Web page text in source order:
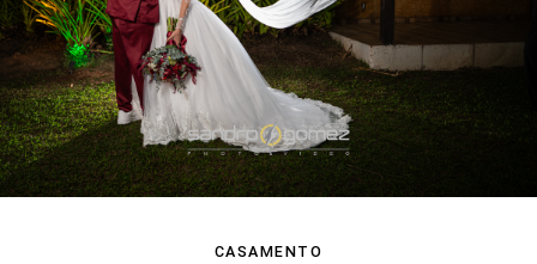
CASAMENTO